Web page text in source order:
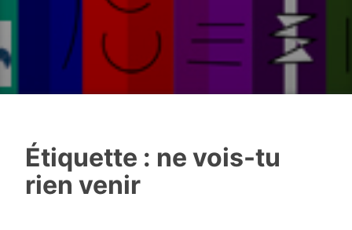
Étiquette : ne vois-tu
rien venir